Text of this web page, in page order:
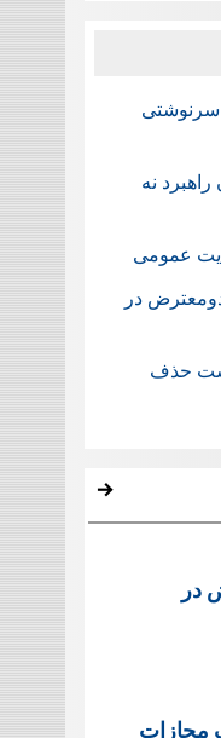
سرنوشتی
راهبرد نه
عمومی
در
حذف
در
مجازات